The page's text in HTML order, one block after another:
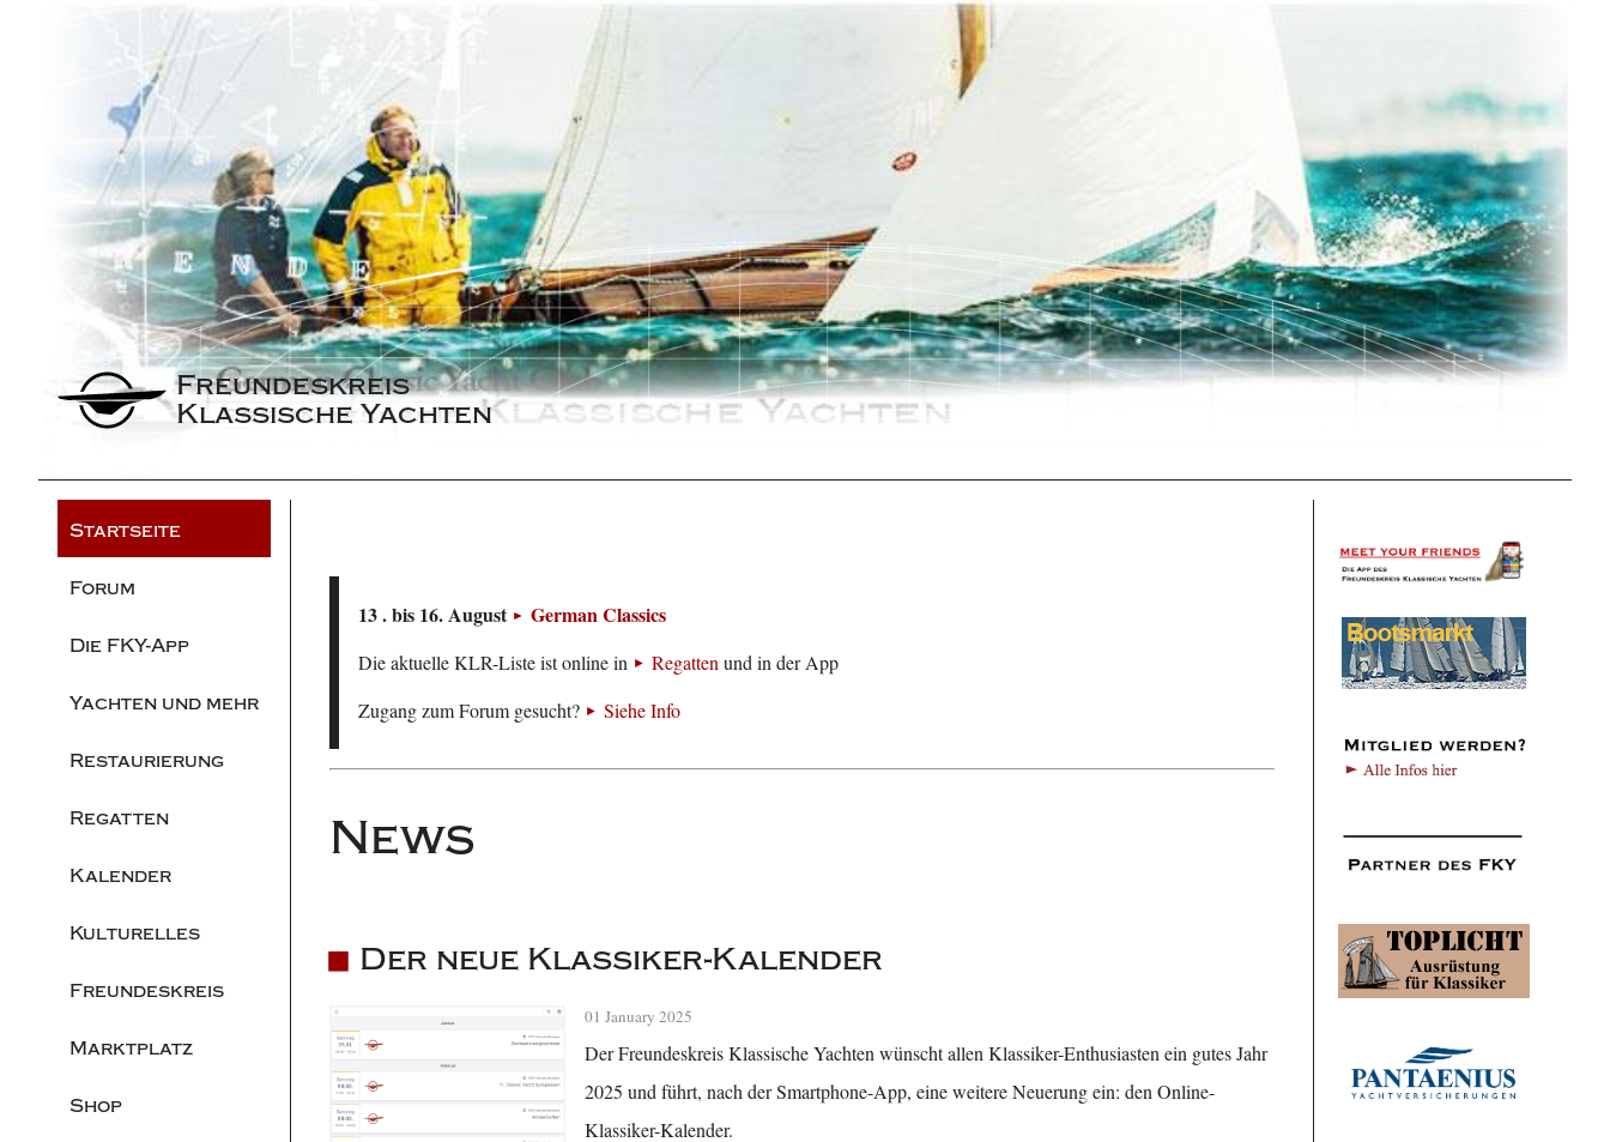
Freundeskreis
Klassische Yachten
Startseite
Forum
Die FKY-App
Yachten und mehr
Restaurierung
Regatten
Kalender
Kulturelles
Freundeskreis
Marktplatz
Shop
13 . bis 16. August German Classics
Die aktuelle KLR-Liste ist online in Regattenund in der App
Zugang zum Forum gesucht?
Siehe Info
News
Der neue Klassiker-Kalender
01 January 2025
Der Freundeskreis Klassische Yachten wünscht allen Klassiker-Enthusiasten ein gutes Jahr
2025 und führt, nach der Smartphone-App, eine weitere Neuerung ein: den Online-
Klassiker-Kalender.